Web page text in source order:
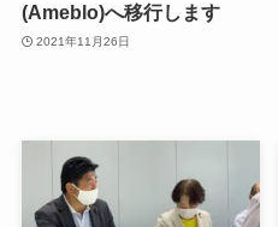
(Ameblo)へ移行します
2021年11月26日